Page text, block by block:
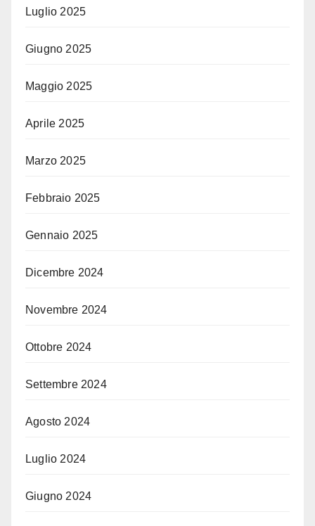
Luglio 2025
Giugno 2025
Maggio 2025
Aprile 2025
Marzo 2025
Febbraio 2025
Gennaio 2025
Dicembre 2024
Novembre 2024
Ottobre 2024
Settembre 2024
Agosto 2024
Luglio 2024
Giugno 2024